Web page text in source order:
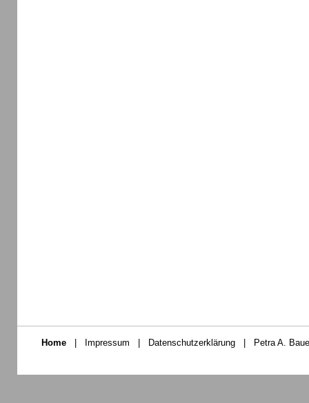
Home Impressum Datenschutzerklärung Petra A.